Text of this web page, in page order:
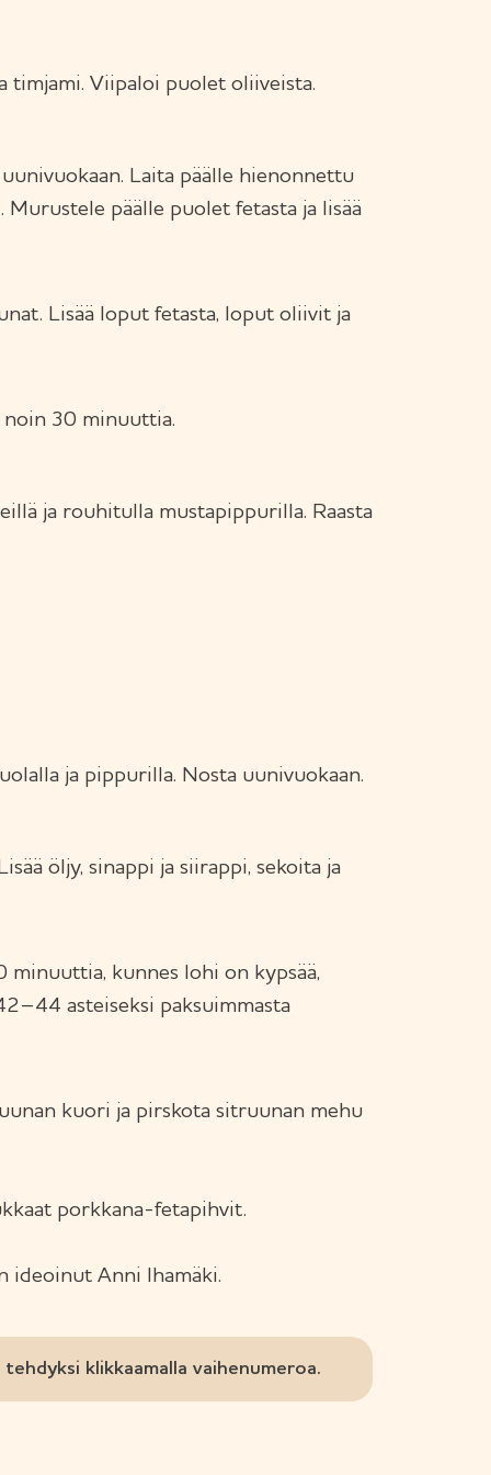
timjami. Viipaloi puolet oliiveista.
Laita päälle hienonnettu
päälle puolet fetasta ja lisää
Lisää loput fetasta, loput oliivit ja
noin 30 minuuttia.
ja rouhitulla mustapippurilla. Raasta
ja pippurilla. Nosta uunivuokaan.
öljy, sinappi ja siirappi, sekoita ja
kunnes lohi on kypsää,
asteiseksi paksuimmasta
kuori ja pirskota sitruunan mehu
porkkana-fetapihvit.
ideoinut Anni Ihamäki.
klikkaamalla vaihenumeroa.